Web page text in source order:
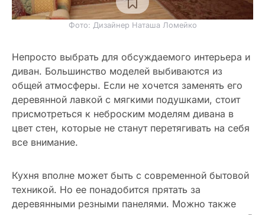
Фото: Дизайнер Наташа Ломейко
Непросто выбрать для обсуждаемого интерьера и
диван. Большинство моделей выбиваются из
общей атмосферы. Если не хочется заменять его
деревянной лавкой с мягкими подушками, стоит
присмотреться к неброским моделям дивана в
цвет стен, которые не станут перетягивать на себя
все внимание.
Кухня вполне может быть с современной бытовой
техникой. Но ее понадобится прятать за
деревянными резными панелями. Можно также